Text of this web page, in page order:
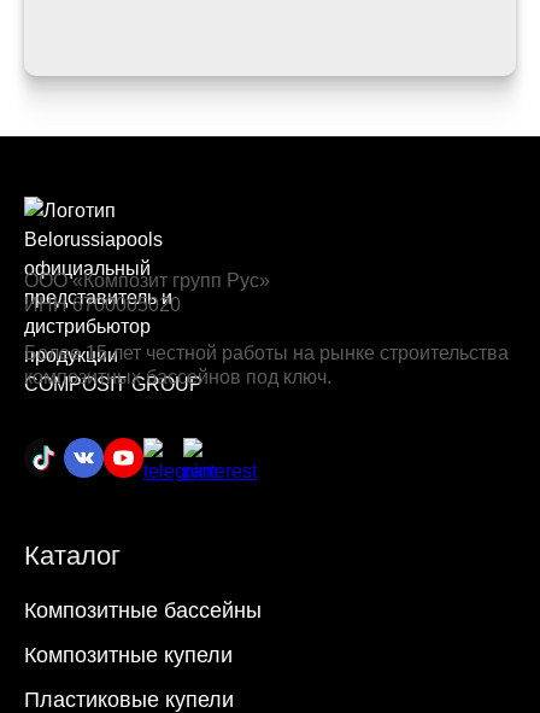
ООО «Композит групп Рус»
ИНН 6700005020
Более 15 лет честной работы на рынке строительства
композитных бассейнов под ключ.
Каталог
Композитные бассейны
Композитные купели
Пластиковые купели